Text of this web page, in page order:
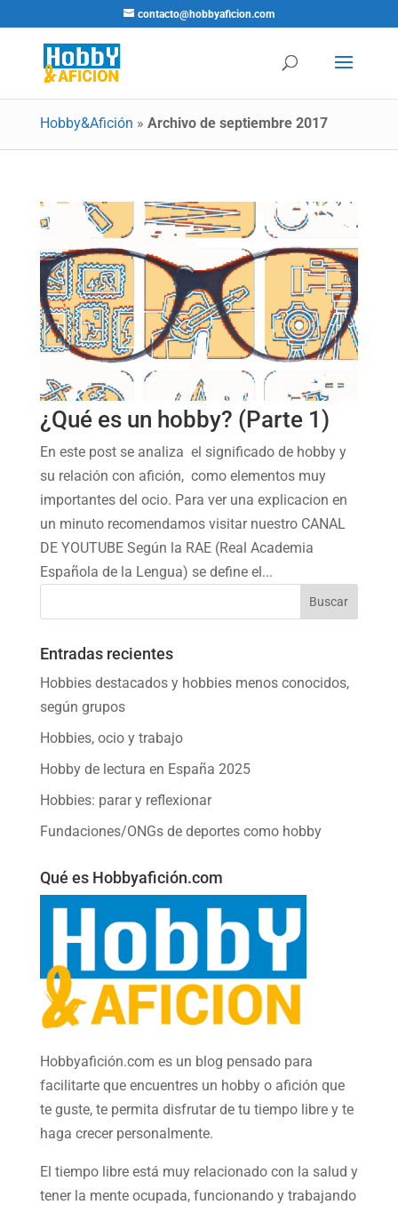
contacto@hobbyaficion.com
Hobby&Afición » Archivo de septiembre 2017
¿Qué es un hobby? (Parte 1)
En este post se analiza el significado de hobby y
su relación con afición, como elementos muy
importantes del ocio. Para ver una explicacion en
un minuto recomendamos visitar nuestro CANAL
DE YOUTUBE Según la RAE (Real Academia
Española de la Lengua) se define el...
Entradas recientes
Hobbies destacados y hobbies menos conocidos,
según grupos
Hobbies, ocio y trabajo
Hobby de lectura en España 2025
Hobbies: parar y reflexionar
Fundaciones/ONGs de deportes como hobby
Qué es Hobbyafición.com
Hobbyafición.com es un blog pensado para
facilitarte que encuentres un hobby o afición que
te guste, te permita disfrutar de tu tiempo libre y te
haga crecer personalmente.
El tiempo libre está muy relacionado con la salud y
tener la mente ocupada, funcionando y trabajando